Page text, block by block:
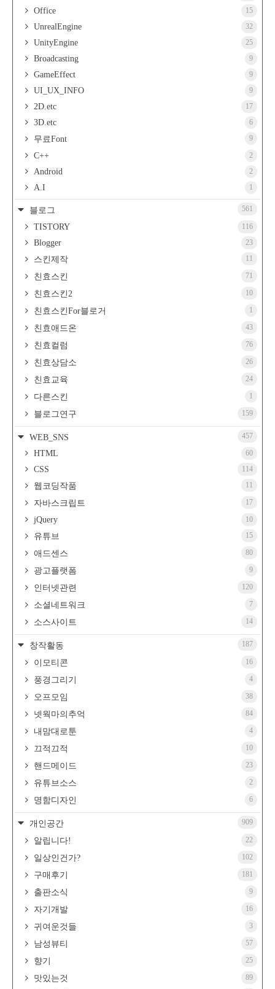
Office 15
UnrealEngine 32
UnityEngine 25
Broadcasting 9
GameEffect 9
UI_UX_INFO 9
2D.etc 17
3D.etc 6
무료Font 9
C++ 2
Android 2
A.I 1
블로그 561
TISTORY 116
Blogger 23
스킨제작 11
친효스킨 71
친효스킨2 10
친효스킨For블로거 1
친효애드온 43
친효컬럼 76
친효상담소 26
친효교육 24
다른스킨 1
블로그연구 159
WEB_SNS 457
HTML 60
CSS 114
웹코딩작품 11
자바스크립트 17
jQuery 10
유튜브 15
애드센스 80
광고플랫폼 9
인터넷관련 120
소셜네트워크 7
소스사이트 14
창작활동 187
이모티콘 16
풍경그리기 4
오프모임 38
넷웍마의추억 84
내맘대로툰 4
끄적끄적 10
핸드메이드 23
유튜브소스 2
명함디자인 6
개인공간 909
알립니다! 22
일상인건가? 102
구매후기 181
출판소식 9
자기개발 16
귀여운것들 3
남성뷰티 57
향기 25
맛있는것 89